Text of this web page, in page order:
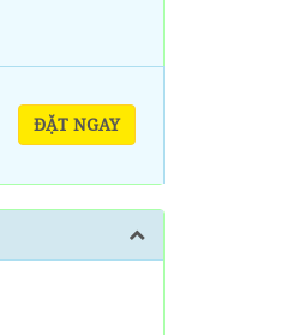
ĐẶT NGAY